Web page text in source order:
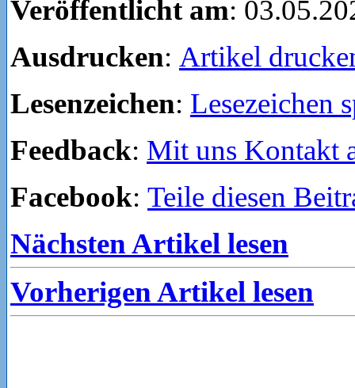
Veröffentlicht am:
Ausdrucken: Artikel
Lesenzeichen: Lesezeichen
Feedback: Mit uns Kontakt
Facebook: Teile diesen
Nächsten Artikel lesen
Vorherigen Artikel lesen